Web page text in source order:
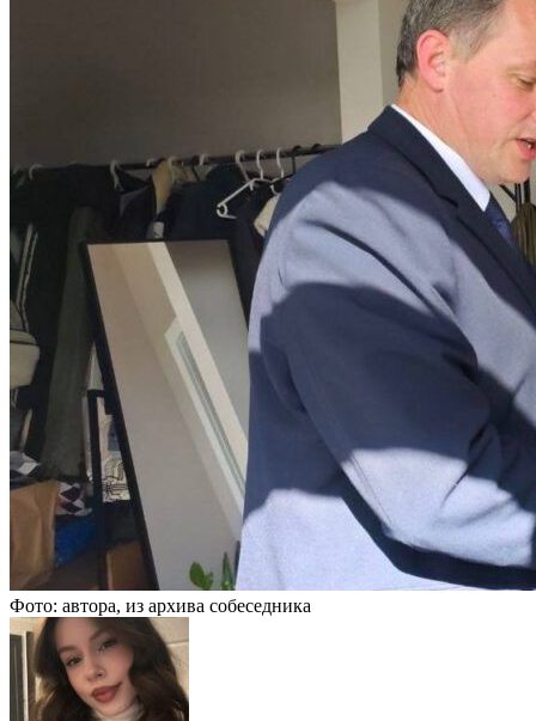
Фото: автора, из архива собеседника